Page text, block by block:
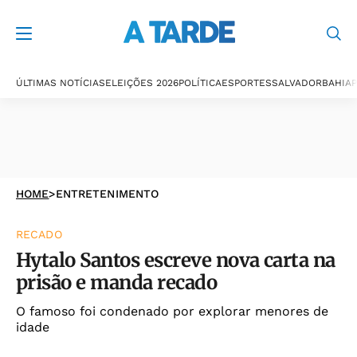
ÚLTIMAS NOTÍCIASELEIÇÕES 2026POLÍTICAESPORTESSALVADORBAHIA
HOME>ENTRETENIMENTO
RECADO
Hytalo Santos escreve nova carta na
prisão e manda recado
O famoso foi condenado por explorar menores de
idade